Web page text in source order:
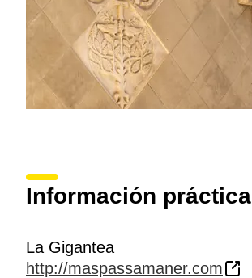
Información práctica
La Gigantea
http://maspassamaner.com